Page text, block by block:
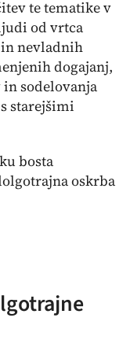
te tematike v
od vrtca
nevladnih
dogajanj,
sodelovanja
starejšimi
bosta
oskrba